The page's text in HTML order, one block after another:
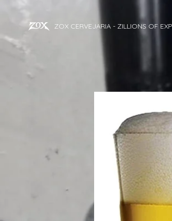
ZOX CERVEJARIA - ZILLIONS OF